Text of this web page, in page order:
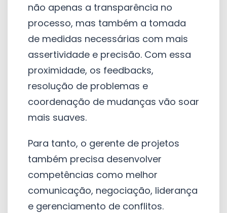
não apenas a transparência no
processo, mas também a tomada
de medidas necessárias com mais
assertividade e precisão. Com essa
proximidade, os feedbacks,
resolução de problemas e
coordenação de mudanças vão soar
mais suaves.
Para tanto, o gerente de projetos
também precisa desenvolver
competências como melhor
comunicação, negociação, liderança
e gerenciamento de conflitos.